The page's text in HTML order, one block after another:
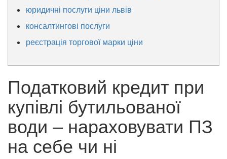
юридичні послуги ціни львів
консалтингові послуги
реєстрація торгової марки ціни
Податковий кредит при
купівлі бутильованої
води – нараховувати ПЗ
на себе чи ні